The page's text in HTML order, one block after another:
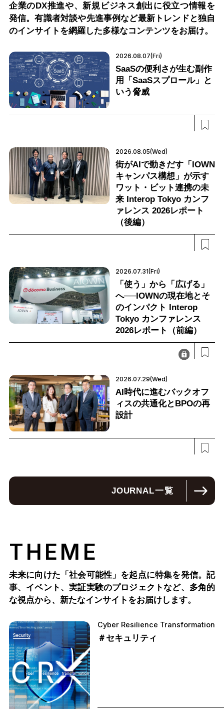
企業のDX推進や、新規ビジネス創出に役立つ情報を
発信。有識者対談や先進事例など最新トレンドと独自
のインサイトを網羅した多様なコンテンツをお届け。
2026.08.07(Fri)
SaaSの便利さが生む副作
用「SaaSスプロール」と
いう脅威
2026.08.05(Wed)
街がAIで動きだす「IOWN
キャンパス構想」が示す
ワット・ビット連携の未
来 Interop Tokyo カンフ
ァレンス 2026レポート
（後編）
2026.07.31(Fri)
「使う」から「広げる」
へ──IOWNの現在地とそ
のインパクト Interop
Tokyo カンファレンス
2026レポート（前編）
2026.07.29(Wed)
AI時代に進むバックオフ
ィスの共通化とBPOの再
設計
JOURNAL一覧
THEME
未来に向けた「社会可能性」を起点に特集を発信。記
事、イベント、実証実験のプロジェクトなど、多角的
な視点から、新たなインサイトをお届けします。
Cyber Resilience Transformation
＃セキュリティ